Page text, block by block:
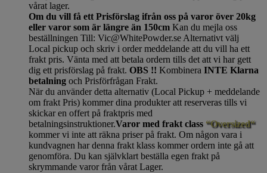
vårat lager.
Om du vill få ett Prisförslag ifrån oss på varor över 20kg
eller varor som är längre än 150cm Kan du mejla oss
beställningen Till: Vic@WhitePowder.se Alternativt välj
Local pickup och skriv i order meddelande att du vill ha ett
frakt pris. Vänta med att betala ordern tills det att vi har gett
dig ett prisförslag på frakt. OBS !! Kombinera INTE Klarna
betalning och Prisförfrågan Frakt.
När du använder detta alternativ (Local Pickup + meddelande
om frakt Pris) kommer dina produkter att reserveras tills vi
skickar en offert på fraktpris med
betalningsinstruktioner.Varor med frakt class “Oversized“
kommer vi inte att räkna priser på frakt. Om någon vara i
kundvagnen har denna frakt klass kommer ordern inte gå att
genomföra. Du kan självklart beställa egen frakt på
skrymmande varor från vårat Lager.